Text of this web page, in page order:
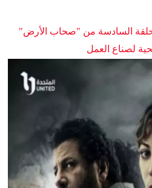
السادسة من "صحاب الأرض"
لصناع العمل